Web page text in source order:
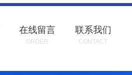
在线留言
ORDER
联系我们
CONTACT